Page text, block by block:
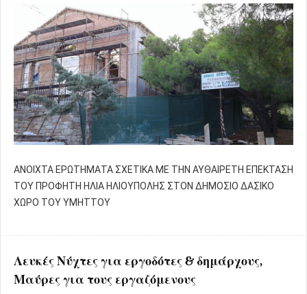
ΑΝΟΙΧΤΑ ΕΡΩΤΗΜΑΤΑ ΣΧΕΤΙΚΑ ΜΕ ΤΗΝ ΑΥΘΑΙΡΕΤΗ ΕΠΕΚΤΑΣΗ
ΤΟΥ ΠΡΟΦΗΤΗ ΗΛΙΑ ΗΛΙΟΥΠΟΛΗΣ ΣΤΟΝ ΔΗΜΟΣΙΟ ΔΑΣΙΚΟ
ΧΩΡΟ ΤΟΥ ΥΜΗΤΤΟΥ
Λευκές Νύχτες για εργοδότες & δημάρχους,
Μαύρες για τους εργαζόμενους